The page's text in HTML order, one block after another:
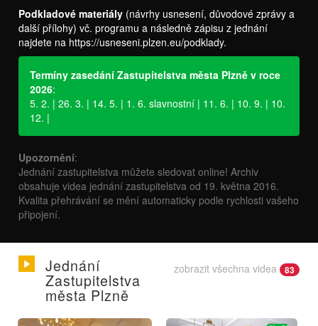
Podkladové materiály (návrhy usnesení, důvodové zprávy a
další přílohy) vč. programu a následně zápisu z jednání
najdete na https://usneseni.plzen.eu/podklady.
Termíny zasedání Zastupitelstva města Plzně v roce
2026:
5. 2. | 26. 3. | 14. 5. | 1. 6. slavnostní | 11. 6. | 10. 9. | 10.
12. |
Upozornění:
Jednání zastupitelstva můžete sledovat online! Archiv
obsahuje videa jednání zastupitelstva od 19. května 2016.
Kvalita přehrávání se mění automaticky podle rychlosti vašeho
připojení.
zobrazit všechna videa 83
Jednání
Zastupitelstva
města Plzně